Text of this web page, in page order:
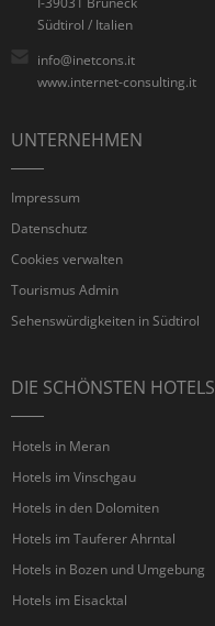
Südtirol / Italien
info@inetcons.it
www.internet-consulting.it
UNTERNEHMEN
Impressum
Datenschutz
Cookies verwalten
Tourismus Admin
Sehenswürdigkeiten in Südtirol
DIE SCHÖNSTEN HOTELS
Hotels in Meran
Hotels im Vinschgau
Hotels in den Dolomiten
Hotels im Tauferer Ahrntal
Hotels in Bozen und Umgebung
Hotels im Eisacktal